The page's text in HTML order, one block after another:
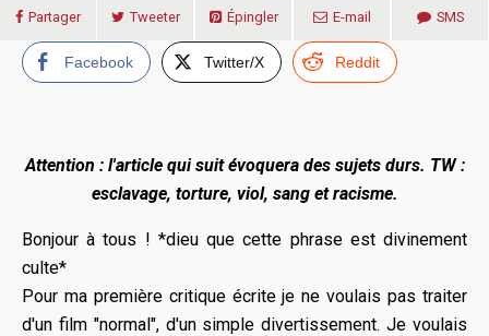
Partager Tweeter Épingler E-mail SMS
Facebook Twitter/X Reddit
Attention : l'article qui suit évoquera des sujets durs. TW :
esclavage, torture, viol, sang et racisme.
Bonjour à tous ! *dieu que cette phrase est divinement
culte*
Pour ma première critique écrite je ne voulais pas traiter
d'un film "normal", d'un simple divertissement. Je voulais